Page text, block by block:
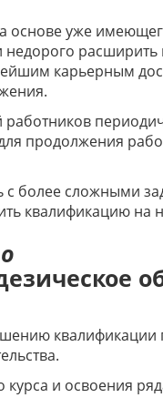
основе уже
недорого расширить
карьерным
работников
продолжения
более сложными
квалификацию на
квалификации
курса и освоения